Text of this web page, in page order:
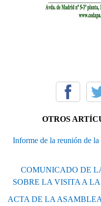
OTROS
Informe de la reunión de la
COMUNICADO DE
SOBRE LA VISITA A
ACTA DE LA